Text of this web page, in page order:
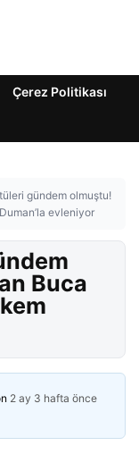
Çerez Politikası
gündem olmuştu!
evleniyor
Buca
2 ay 3 hafta önce